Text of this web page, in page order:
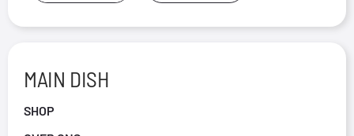
MAIN DISH
SHOP